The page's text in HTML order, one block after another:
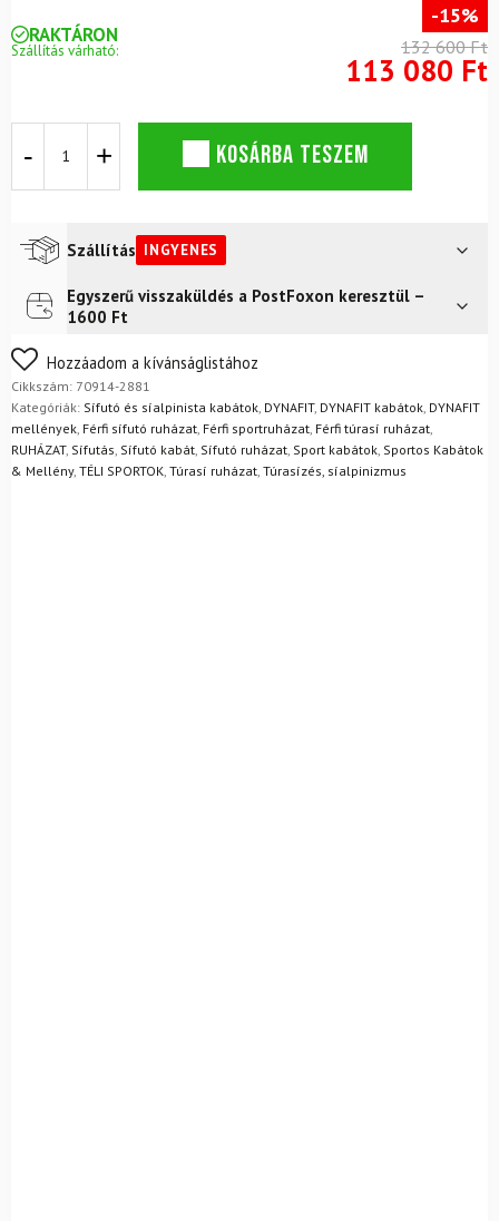
RAKTÁRON
Szállítás várható:
-15%
132 600 Ft
113 080 Ft
Radical
HOOD
kabát
Golden
mennyiség
KOSÁRBA TESZEM
Szállítás INGYENES
Futár a címreIngyenes
FoxPost
Egyszerű visszaküldés a PostFoxon keresztül –
1600 Ft
Nem biztos a választásában? Semmi gond – a terméket
egyszerűen visszaküldheti 14 napon belül, indoklás nélkül.
Mik a visszaküldés feltételei?
Hozzáadom a kívánságlistához
Cikkszám: 70914-2881
Kategóriák: Sífutó és síalpinista kabátok DYNAFIT, DYNAFIT kabátok DYNAFIT
mellények Férfi sífutó ruházat Férfi sportruházat Férfi túrasí ruházat
RUHÁZAT, Sífutás Sífutó kabát Sífutó ruházat Sport kabátok Sportos Kabátok
& Mellény, TÉLI SPORTOK Túrasí ruházat Túrasízés, síalpinizmus